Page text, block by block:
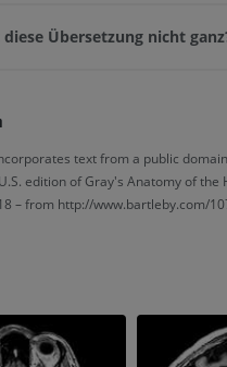
Übersetzung nicht
text from a public
edition of Gray's Anatomy of the
– from http://www.bartleby.com/